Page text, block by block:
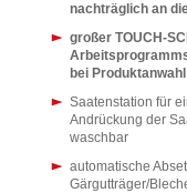
nachträglich an
großer TOUCH-
bei Produktanwahl
Saatenstation für
Andrückung der
waschbar
automatische
Gärgutträger/